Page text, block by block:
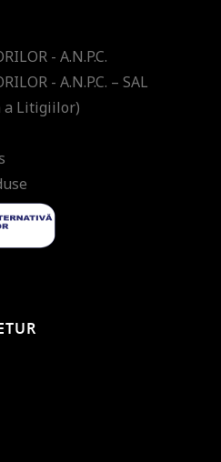
- A.N.P.C.
- A.N.P.C. – SAL
a Litigiilor)